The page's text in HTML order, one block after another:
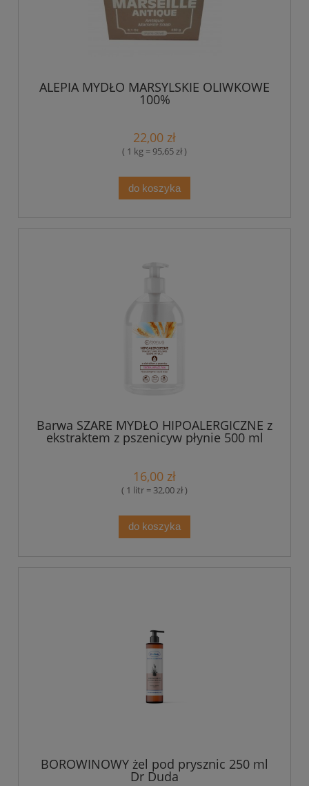
ALEPIA MYDŁO MARSYLSKIE OLIWKOWE
100%
22,00 zł
( 1 kg = 95,65 zł )
do koszyka
Barwa SZARE MYDŁO HIPOALERGICZNE z
ekstraktem z pszenicyw płynie 500 ml
16,00 zł
( 1 litr = 32,00 zł )
do koszyka
BOROWINOWY żel pod prysznic 250 ml
Dr Duda